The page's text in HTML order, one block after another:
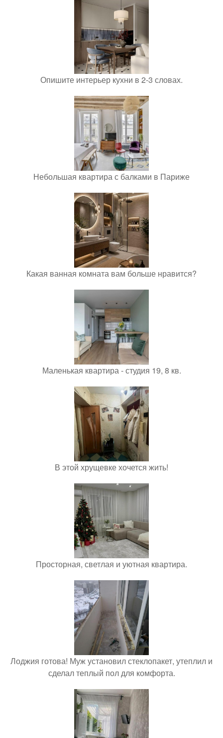
Опишите интерьер кухни в 2-3 словах.
Небольшая квартира с балками в Париже
Какая ванная комната вам больше нравится?
Маленькая квартира - студия 19, 8 кв.
В этой хрущевке хочется жить!
Просторная, светлая и уютная квартира.
Лоджия готова! Муж установил стеклопакет, утеплил и
сделал теплый пол для комфорта.